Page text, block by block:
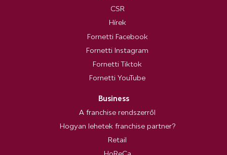
CSR
Hírek
Fornetti Facebook
Fornetti Instagram
Fornetti Tiktok
Fornetti YouTube
Business
A franchise rendszerről
Hogyan lehetek franchise partner?
Retail